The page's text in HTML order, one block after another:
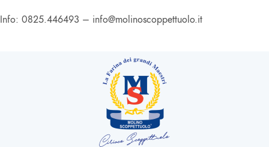
Info: 0825.446493 – info@molinoscoppettuolo.it